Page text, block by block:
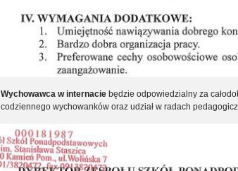
Wychowawca w internacie będzie odpowiedzialny za
codziennego wychowanków oraz udział w radach